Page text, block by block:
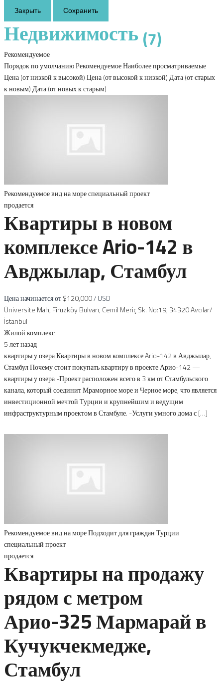
Закрыть Сохранить
Недвижимость(7)
Рекомендуемое
Порядок по умолчаниюРекомендуемоеНаиболее просматриваемые
Цена (от низкой к высокой)Цена (от высокой к низкой)Дата (от старых
к новым)Дата (от новых к старым)
Рекомендуемоевид на мореспециальный проект
продается
Квартиры в новом
комплексе Ario-142 в
Авджылар, Стамбул
Цена начинается от$120,000/ USD
Üniversite Mah, Firuzköy Bulvarı, Cemil Meriç Sk. No:19, 34320 Avcılar/
İstanbul
Жилой комплекс
5 лет назад
квартиры у озера Квартиры в новом комплексе Ario-142 в Авджылар,
Стамбул Почему стоит покупать квартиру в проекте Арио-142 —
квартиры у озера -Проект расположен всего в 3 км от Стамбульского
канала, который соединит Мраморное море и Черное море, что является
инвестиционной мечтой Турции и крупнейшим и ведущим
инфраструктурным проектом в Стамбуле. -Услуги умного дома с […]
Рекомендуемоевид на мореПодходит для граждан Турции
специальный проект
продается
Квартиры на продажу
рядом с метром
Арио-325 Мармарай в
Кучукчекмедже,
Стамбул